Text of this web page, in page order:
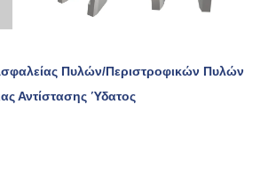
Πυλών/περιστροφικών Πυλών
Αντίστασης Ύδατος